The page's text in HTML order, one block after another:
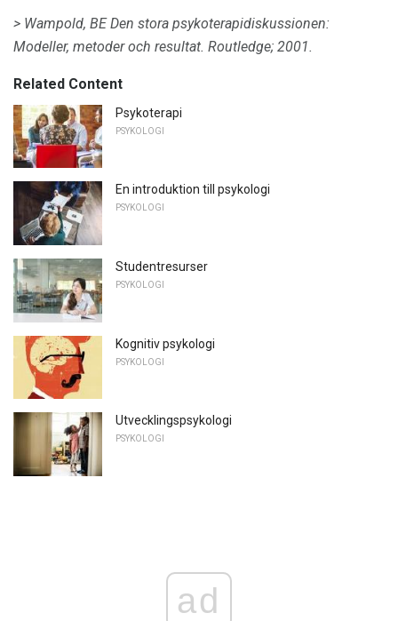
> Wampold, BE Den stora psykoterapidiskussionen:
Modeller, metoder och resultat. Routledge; 2001.
Related Content
Psykoterapi
PSYKOLOGI
En introduktion till psykologi
PSYKOLOGI
Studentresurser
PSYKOLOGI
Kognitiv psykologi
PSYKOLOGI
Utvecklingspsykologi
PSYKOLOGI
ad